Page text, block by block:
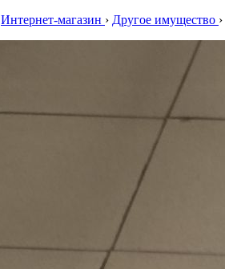
Интернет-магазин › Другое имущество ›